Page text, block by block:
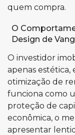
quem compra.
O
Design de
O investidor
apenas estética,
otimização de
funciona como
proteção de
econômica, o
apresentar